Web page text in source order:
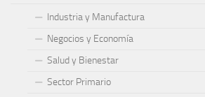
Industria y Manufactura
Negocios y Economía
Salud y Bienestar
Sector Primario